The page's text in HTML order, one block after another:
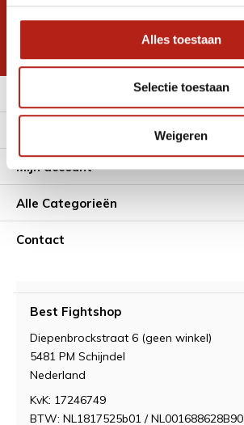
Alles toestaan
Selectie toestaan
Weigeren
* Lees hier de wettelijke beperkingen
Mijn account
Alle Categorieën
Contact
Best Fightshop
Diepenbrockstraat 6 (geen winkel)
5481 PM Schijndel
Nederland
KvK: 17246749
BTW: NL1817525b01 / NL001688628B90